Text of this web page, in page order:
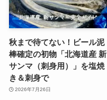
秋まで待てない！ビール泥
棒確定の初物「北海道産 新
サンマ（刺身用）」を塩焼
き＆刺身で
2026年7月26日